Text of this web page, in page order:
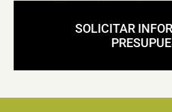
SOLICITAR